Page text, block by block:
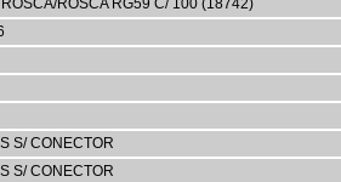
ROSCA RG59 C/ 100 (18742)
S/ CONECTOR
S/ CONECTOR